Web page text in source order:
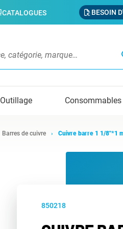
CATALOGUES BESOIN
Outillage Consommables
Barres de cuivre Cuivre barre 1 1/8"*1
850218